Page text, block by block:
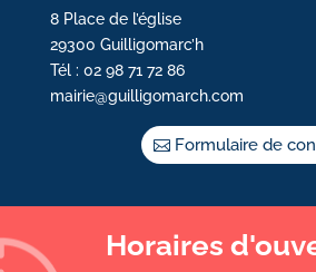
8 Place de l’église
29300 Guilligomarc’h
Tél : 02 98 71 72 86
mairie@guilligomarch.com
Formulaire de
Horaires